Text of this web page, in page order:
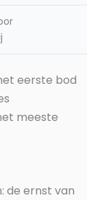
eerste bod
meeste
de ernst van